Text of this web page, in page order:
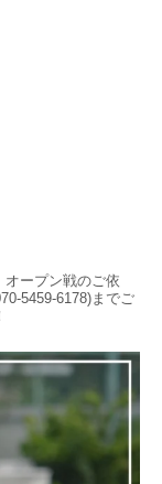
オープン戦のご依
5459-6178)までご